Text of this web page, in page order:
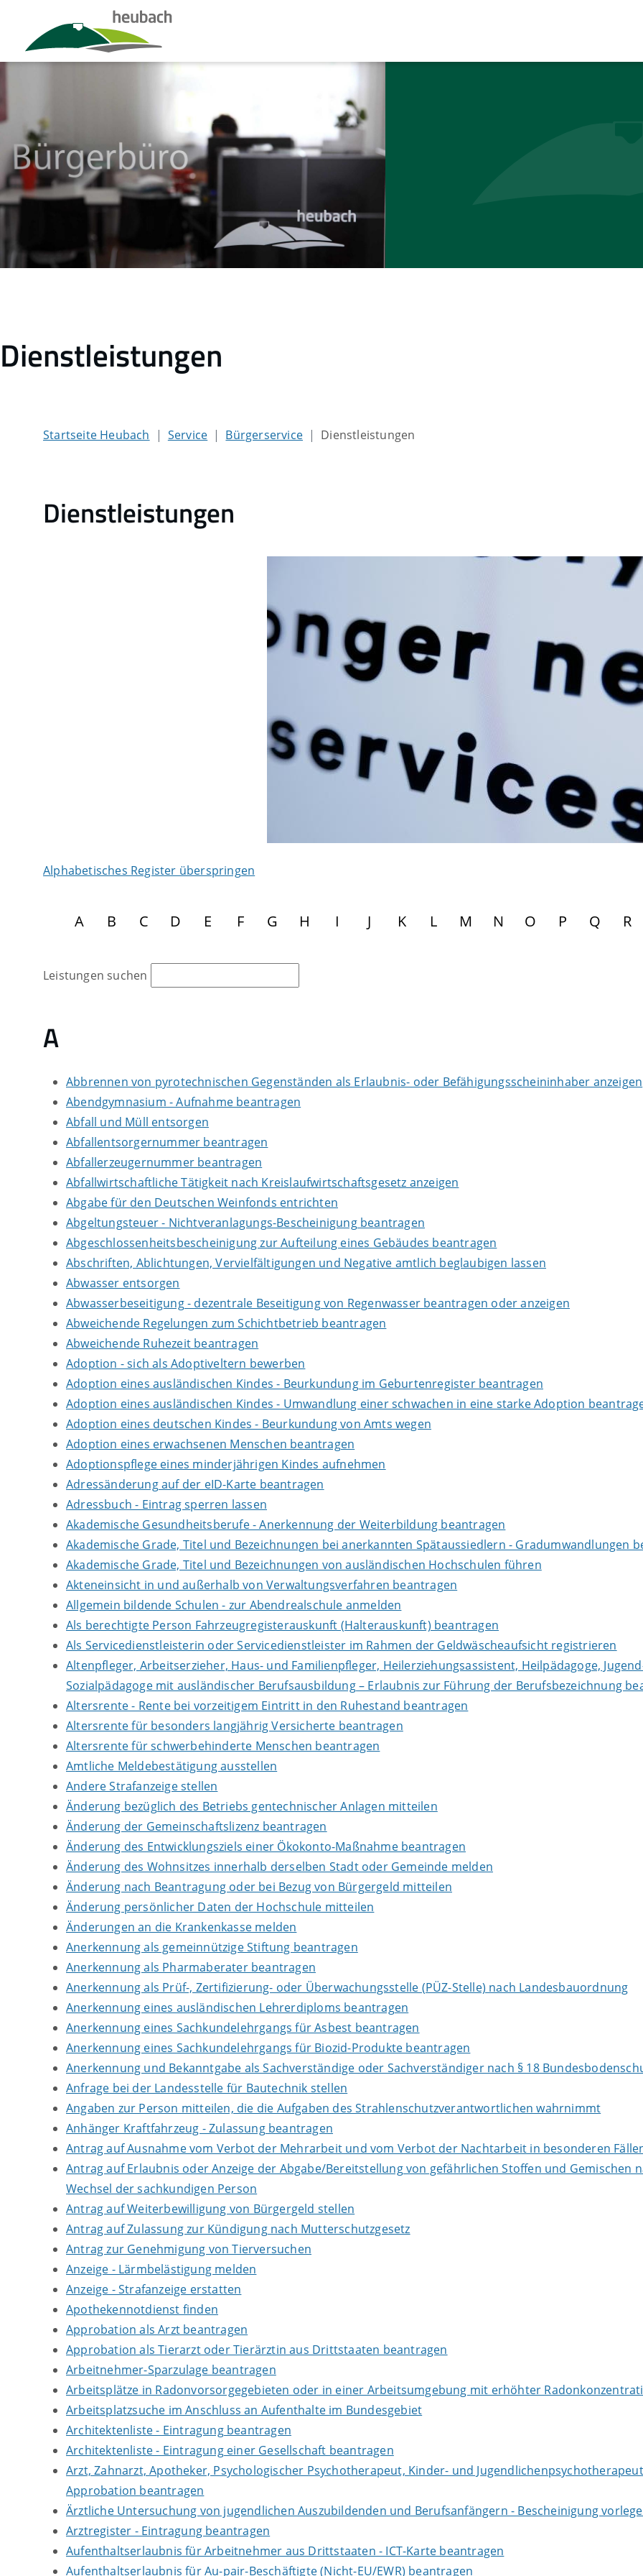
Dienstleistungen
Startseite Heubach Service Bürgerservice Dienstleistungen
Dienstleistungen
Alphabetisches Register überspringen
A B C D E F G H I J K L M N O P Q R
Leistungen suchen
A
Abbrennen von pyrotechnischen Gegenständen als Erlaubnis- oder Befähigungsscheininhaber anzeigen
Abendgymnasium - Aufnahme beantragen
Abfall und Müll entsorgen
Abfallentsorgernummer beantragen
Abfallerzeugernummer beantragen
Abfallwirtschaftliche Tätigkeit nach Kreislaufwirtschaftsgesetz anzeigen
Abgabe für den Deutschen Weinfonds entrichten
Abgeltungsteuer - Nichtveranlagungs-Bescheinigung beantragen
Abgeschlossenheitsbescheinigung zur Aufteilung eines Gebäudes beantragen
Abschriften, Ablichtungen, Vervielfältigungen und Negative amtlich beglaubigen lassen
Abwasser entsorgen
Abwasserbeseitigung - dezentrale Beseitigung von Regenwasser beantragen oder anzeigen
Abweichende Regelungen zum Schichtbetrieb beantragen
Abweichende Ruhezeit beantragen
Adoption - sich als Adoptiveltern bewerben
Adoption eines ausländischen Kindes - Beurkundung im Geburtenregister beantragen
Adoption eines ausländischen Kindes - Umwandlung einer schwachen in eine starke Adoption
Adoption eines deutschen Kindes - Beurkundung von Amts wegen
Adoption eines erwachsenen Menschen beantragen
Adoptionspflege eines minderjährigen Kindes aufnehmen
Adressänderung auf der eID-Karte beantragen
Adressbuch - Eintrag sperren lassen
Akademische Gesundheitsberufe - Anerkennung der Weiterbildung beantragen
Akademische Grade, Titel und Bezeichnungen bei anerkannten Spätaussiedlern - Gradumwandlungen
Akademische Grade, Titel und Bezeichnungen von ausländischen Hochschulen führen
Akteneinsicht in und außerhalb von Verwaltungsverfahren beantragen
Allgemein bildende Schulen - zur Abendrealschule anmelden
Als berechtigte Person Fahrzeugregisterauskunft (Halterauskunft) beantragen
Als Servicedienstleisterin oder Servicedienstleister im Rahmen der Geldwäscheaufsicht registrieren
Altenpfleger, Arbeitserzieher, Haus- und Familienpfleger, Heilerziehungsassistent, Heilpädagoge,
Sozialpädagoge mit ausländischer Berufsausbildung – Erlaubnis zur Führung der Berufsbezeichnung
Altersrente - Rente bei vorzeitigem Eintritt in den Ruhestand beantragen
Altersrente für besonders langjährig Versicherte beantragen
Altersrente für schwerbehinderte Menschen beantragen
Amtliche Meldebestätigung ausstellen
Andere Strafanzeige stellen
Änderung bezüglich des Betriebs gentechnischer Anlagen mitteilen
Änderung der Gemeinschaftslizenz beantragen
Änderung des Entwicklungsziels einer Ökokonto-Maßnahme beantragen
Änderung des Wohnsitzes innerhalb derselben Stadt oder Gemeinde melden
Änderung nach Beantragung oder bei Bezug von Bürgergeld mitteilen
Änderung persönlicher Daten der Hochschule mitteilen
Änderungen an die Krankenkasse melden
Anerkennung als gemeinnützige Stiftung beantragen
Anerkennung als Pharmaberater beantragen
Anerkennung als Prüf-, Zertifizierung- oder Überwachungsstelle (PÜZ-Stelle) nach Landesbauordnung
Anerkennung eines ausländischen Lehrerdiploms beantragen
Anerkennung eines Sachkundelehrgangs für Asbest beantragen
Anerkennung eines Sachkundelehrgangs für Biozid-Produkte beantragen
Anerkennung und Bekanntgabe als Sachverständige oder Sachverständiger nach § 18
Anfrage bei der Landesstelle für Bautechnik stellen
Angaben zur Person mitteilen, die die Aufgaben des Strahlenschutzverantwortlichen wahrnimmt
Anhänger Kraftfahrzeug - Zulassung beantragen
Antrag auf Ausnahme vom Verbot der Mehrarbeit und vom Verbot der Nachtarbeit in besonderen
Antrag auf Erlaubnis oder Anzeige der Abgabe/Bereitstellung von gefährlichen Stoffen und Gemischen
Wechsel der sachkundigen Person
Antrag auf Weiterbewilligung von Bürgergeld stellen
Antrag auf Zulassung zur Kündigung nach Mutterschutzgesetz
Antrag zur Genehmigung von Tierversuchen
Anzeige - Lärmbelästigung melden
Anzeige - Strafanzeige erstatten
Apothekennotdienst finden
Approbation als Arzt beantragen
Approbation als Tierarzt oder Tierärztin aus Drittstaaten beantragen
Arbeitnehmer-Sparzulage beantragen
Arbeitsplätze in Radonvorsorgegebieten oder in einer Arbeitsumgebung mit erhöhter
Arbeitsplatzsuche im Anschluss an Aufenthalte im Bundesgebiet
Architektenliste - Eintragung beantragen
Architektenliste - Eintragung einer Gesellschaft beantragen
Arzt, Zahnarzt, Apotheker, Psychologischer Psychotherapeut, Kinder- und
Approbation beantragen
Ärztliche Untersuchung von jugendlichen Auszubildenden und Berufsanfängern - Bescheinigung
Arztregister - Eintragung beantragen
Aufenthaltserlaubnis für Arbeitnehmer aus Drittstaaten - ICT-Karte beantragen
Aufenthaltserlaubnis für Au-pair-Beschäftigte (Nicht-EU/EWR) beantragen